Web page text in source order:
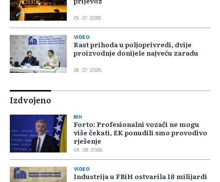
29. 07. 2026.
VIDEO
Rast prihoda u poljoprivredi, dvije
proizvodnje donijele najveću zaradu
28. 07. 2026.
Izdvojeno
BIH
Forto: Profesionalni vozači ne mogu
više čekati, EK ponudili smo provodivo
rješenje
06. 08. 2026.
VIDEO
Industrija u FBiH ostvarila 18 milijardi